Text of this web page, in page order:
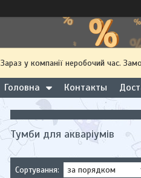
Зараз у компанії неробочий час.
Головна Контакты
Тумби для акваріумів